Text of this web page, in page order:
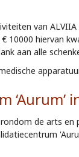
van
10000 hiervan
aan alle
‘Aurum’
de arts en